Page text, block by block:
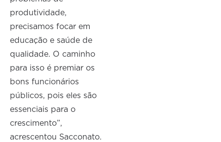
produtividade,
precisamos focar em
educação e saúde de
qualidade. O caminho
para isso é premiar os
bons funcionários
públicos, pois eles são
essenciais para o
crescimento”,
acrescentou Sacconato.